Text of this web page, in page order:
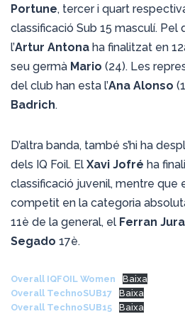
Portune, tercer i quart
classificació Sub 15 masculí. Pel
l’Artur Antona ha finalitzat en
seu germà Mario (24). Les
del club han esta l’Ana Alonso
Badrich.
D’altra banda, també s’hi ha
dels IQ Foil. El Xavi Jofré ha
classificació juvenil, mentre que
competit en la categoria
11è de la general, el Ferran
Segado 17è.
Overall IQFOIL Women
Baixa
Overall TechnoSUB17
Baixa
Overall TechnoSUB15
Baixa